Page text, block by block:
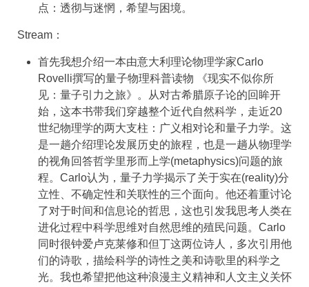
点：透彻与迷惘，希望与困境。
Stream：
首先我想介绍一本由意大利理论物理学家Carlo
Rovelli撰写的量子物理科普读物 《现实不似你所
见：量子引力之旅》。从对古希腊原子论的回眸开
始，这本书带我们穿越整个近代自然科学，走近20
世纪物理学的两大支柱：广义相对论和量子力学。这
是一趟介绍理论发展历史的旅程，也是一趟从物理学
的视角回答哲学里形而上学(metaphysics)问题的旅
程。Carlo认为，量子力学揭示了关于实在(reality)分
立性、不确定性和关联性的三个面向。他还着重讨论
了对于时间和信息论的哲思，这也引发我思考人类在
进化过程中科学思维对自然思维的殖民问题。Carlo
同时很钟爱卢克莱修和但丁这两位诗人，多次引用他
们的诗歌，描绘科学的诗性之美和诗歌里的科学之
光。我也希望把他这种浪漫主义精神和人文主义关怀